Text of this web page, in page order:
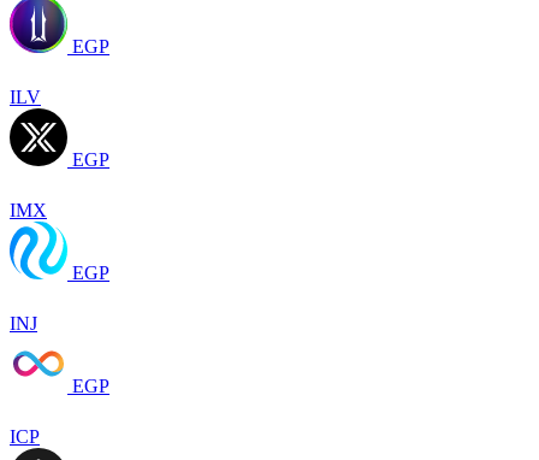
EGP
ILV
EGP
IMX
EGP
INJ
EGP
ICP